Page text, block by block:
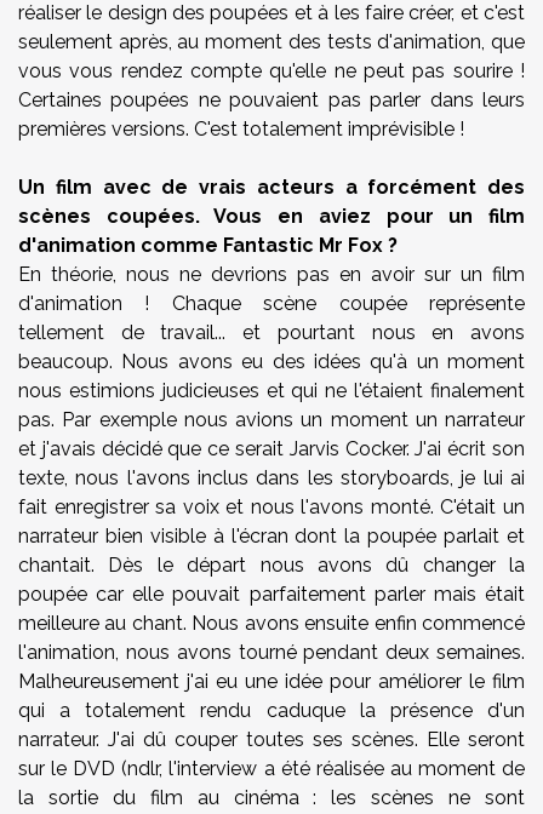
réaliser le design des poupées et à les faire créer, et c'est
seulement après, au moment des tests d'animation, que
vous vous rendez compte qu'elle ne peut pas sourire !
Certaines poupées ne pouvaient pas parler dans leurs
premières versions. C'est totalement imprévisible !
Un film avec de vrais acteurs a forcément des
scènes coupées. Vous en aviez pour un film
d'animation comme Fantastic Mr Fox ?
En théorie, nous ne devrions pas en avoir sur un film
d'animation ! Chaque scène coupée représente
tellement de travail... et pourtant nous en avons
beaucoup. Nous avons eu des idées qu'à un moment
nous estimions judicieuses et qui ne l'étaient finalement
pas. Par exemple nous avions un moment un narrateur
et j'avais décidé que ce serait Jarvis Cocker. J'ai écrit son
texte, nous l'avons inclus dans les storyboards, je lui ai
fait enregistrer sa voix et nous l'avons monté. C'était un
narrateur bien visible à l'écran dont la poupée parlait et
chantait. Dès le départ nous avons dû changer la
poupée car elle pouvait parfaitement parler mais était
meilleure au chant. Nous avons ensuite enfin commencé
l'animation, nous avons tourné pendant deux semaines.
Malheureusement j'ai eu une idée pour améliorer le film
qui a totalement rendu caduque la présence d'un
narrateur. J'ai dû couper toutes ses scènes. Elle seront
sur le DVD (ndlr, l'interview a été réalisée au moment de
la sortie du film au cinéma : les scènes ne sont